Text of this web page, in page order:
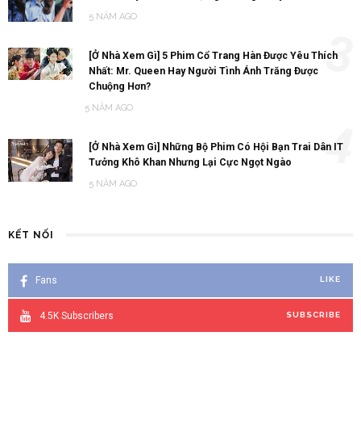
5 NĂM AGO
[Ở Nhà Xem Gì] 5 Phim Cổ Trang Hàn Được Yêu Thích
Nhất: Mr. Queen Hay Người Tình Ánh Trăng Được
Chuộng Hơn?
5 NĂM AGO
3
[Ở Nhà Xem Gì] Những Bộ Phim Có Hội Bạn Trai Dân IT
Tưởng Khô Khan Nhưng Lại Cực Ngọt Ngào
5 NĂM AGO
4
KẾT NỐI
Fans LIKE
4.5K Subscribers SUBSCRIBE